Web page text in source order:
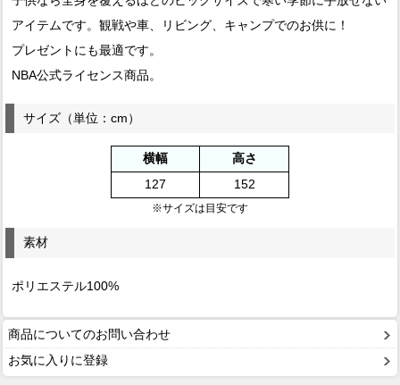
アイテムです。観戦や車、リビング、キャンプでのお供に！
プレゼントにも最適です。
NBA公式ライセンス商品。
サイズ（単位：cm）
横幅
高さ
127
152
※サイズは目安です
素材
ポリエステル100%
商品についてのお問い合わせ
お気に入りに登録